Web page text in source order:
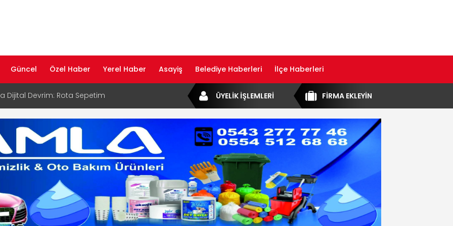
Güncel Özel Haber Yerel Haber Asayiş Belediye Haberleri İlçe Haberleri
Dijital Devrim: Rota Sepetim
Bölge Müdürü Makam Koltuğunu
Rehberi ile Google ve Yapay Zeka
Öne Çıkın
Rehberi Hizmete Girdi
Yayın Hayatına Başladı | Hızlı ve Akıllı
FİRMA EKLEYİN
ÜYELİK İŞLEMLERİ